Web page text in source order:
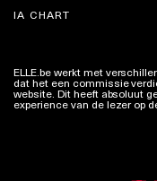
IA CHART
ELLE.be werkt met
dat het een commissie
website. Dit heeft absoluut
experience van de lezer op